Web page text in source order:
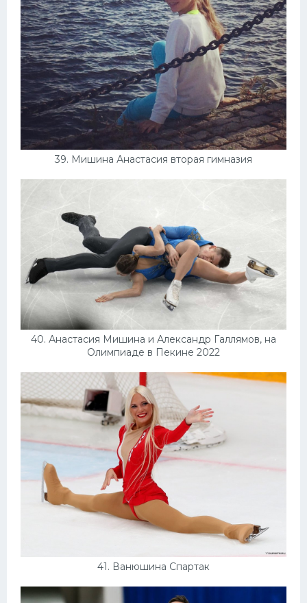
39. Мишина Анастасия вторая гимназия
40. Анастасия Мишина и Александр Галлямов, на
Олимпиаде в Пекине 2022
41. Ванюшина Спартак